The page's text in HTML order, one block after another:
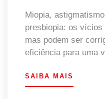
Miopia,
presbiopia: os
mas podem ser
eficiência para uma
SAIBA MAIS